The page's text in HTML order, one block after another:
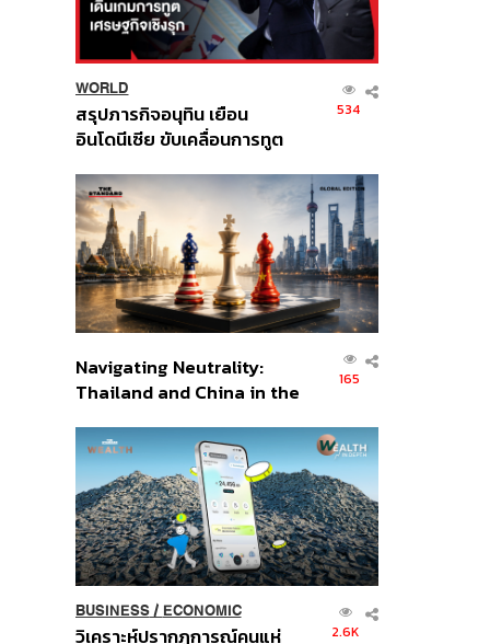
WORLD
สรุปภารกิจอนุทิน เยือน
อินโดนีเซีย ขับเคลื่อนการทูต
ส่วนยุทธศาสตร์ไทย –
อินโดนีเซีย
534
Navigating Neutrality:
Thailand and China in the
Order
165
BUSINESS/ ECONOMIC
วิเคราะห์ปรากฏการณ์คนแห่ 2.6K